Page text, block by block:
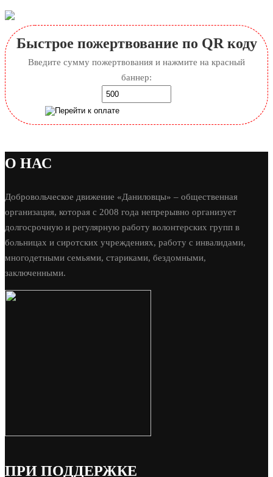
Быстрое пожертвование по QR коду
Введите сумму пожертвования и нажмите на красный
баннер:
О НАС
Добровольческое движение «Даниловцы» – общественная
организация, которая с 2008 года непрерывно организует
долгосрочную и регулярную работу волонтерских групп в
больницах и сиротских учреждениях, работу с инвалидами,
многодетными семьями, стариками, бездомными,
заключенными.
ПРИ ПОДДЕРЖКЕ